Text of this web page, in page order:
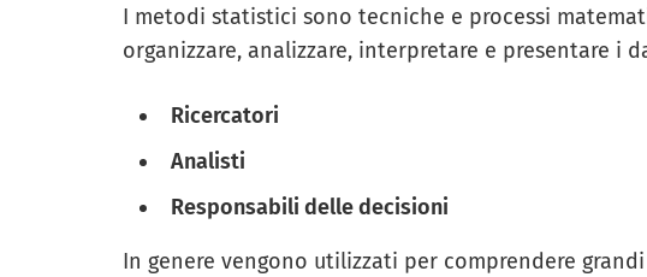
I metodi statistici sono tecniche e processi
organizzare, analizzare, interpretare e presentare i
Ricercatori
Analisti
Responsabili delle decisioni
In genere vengono utilizzati per comprendere